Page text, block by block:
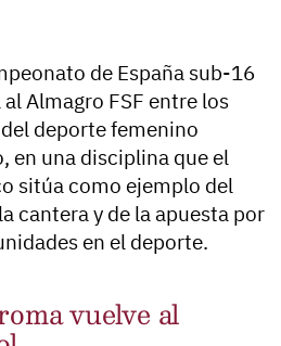
de España sub-16
Almagro FSF entre los
deporte femenino
en una disciplina que el
sitúa como ejemplo del
cantera y de la apuesta por
en el deporte.
vuelve al